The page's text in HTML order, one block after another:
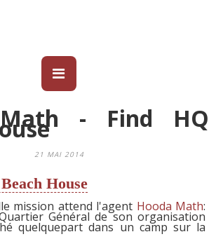
- Find HQ
21 MAI 2014
House
mission attend l'agent Hooda Math:
Général de son organisation
quelquepart dans un camp sur la